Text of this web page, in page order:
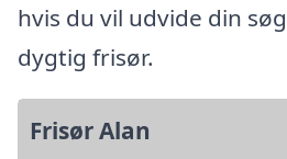
hvis du vil udvide din
dygtig frisør.
Frisør Alan